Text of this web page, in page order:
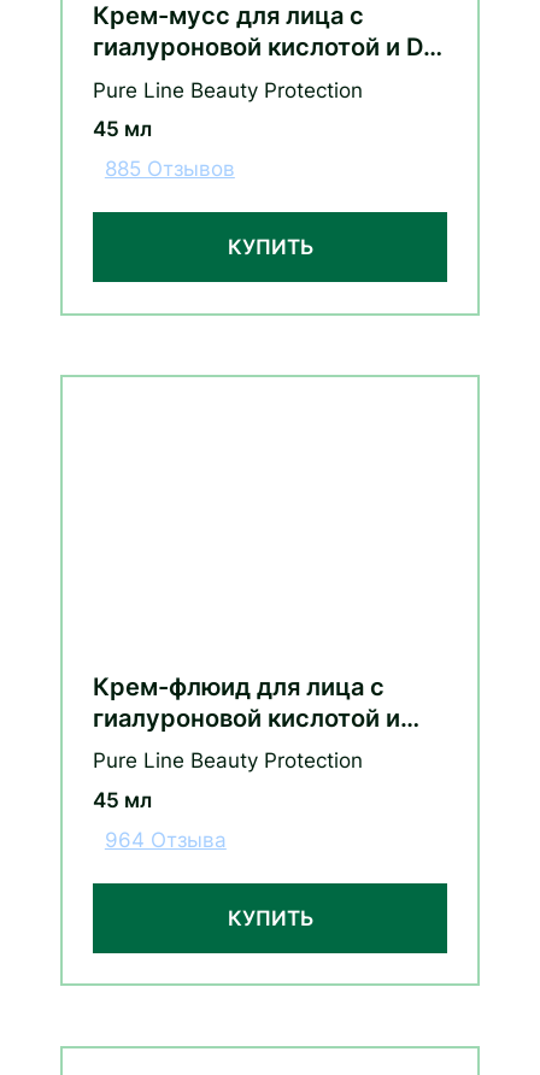
Крем-мусс для лица с
гиалуроновой кислотой и D-
пантенолом
Pure Line Beauty Protection
45 мл
885 Отзывов
КУПИТЬ
Крем-флюид для лица с
гиалуроновой кислотой и
витаминами С и E
Pure Line Beauty Protection
45 мл
964 Отзыва
КУПИТЬ